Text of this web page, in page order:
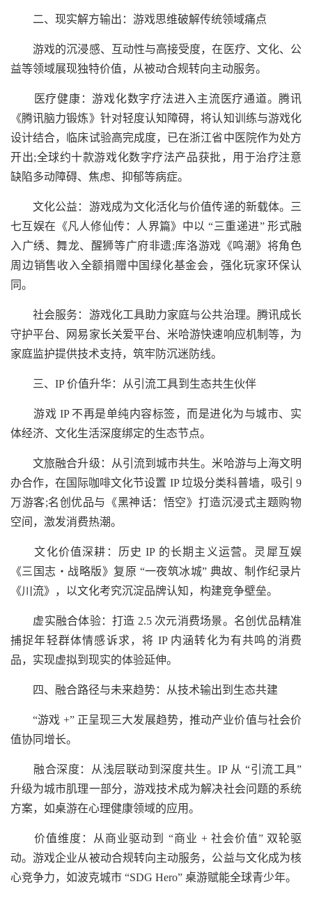
二、现实解方输出：游戏思维破解传统领域痛点
游戏的沉浸感、互动性与高接受度，在医疗、文化、公
益等领域展现独特价值，从被动合规转向主动服务。
医疗健康：游戏化数字疗法进入主流医疗通道。腾讯
《腾讯脑力锻炼》针对轻度认知障碍，将认知训练与游戏化
设计结合，临床试验高完成度，已在浙江省中医院作为处方
开出;全球约十款游戏化数字疗法产品获批，用于治疗注意
缺陷多动障碍、焦虑、抑郁等病症。
文化公益：游戏成为文化活化与价值传递的新载体。三
七互娱在《凡人修仙传：人界篇》中以 “三重递进” 形式融
入广绣、舞龙、醒狮等广府非遗;库洛游戏《鸣潮》将角色
周边销售收入全额捐赠中国绿化基金会，强化玩家环保认
同。
社会服务：游戏化工具助力家庭与公共治理。腾讯成长
守护平台、网易家长关爱平台、米哈游快速响应机制等，为
家庭监护提供技术支持，筑牢防沉迷防线。
三、IP 价值升华：从引流工具到生态共生伙伴
游戏 IP 不再是单纯内容标签，而是进化为与城市、实
体经济、文化生活深度绑定的生态节点。
文旅融合升级：从引流到城市共生。米哈游与上海文明
办合作，在国际咖啡文化节设置 IP 垃圾分类科普墙，吸引 9
万游客;名创优品与《黑神话：悟空》打造沉浸式主题购物
空间，激发消费热潮。
文化价值深耕：历史 IP 的长期主义运营。灵犀互娱
《三国志・战略版》复原 “一夜筑冰城” 典故、制作纪录片
《川流》，以文化考究沉淀品牌认知，构建竞争壁垒。
虚实融合体验：打造 2.5 次元消费场景。名创优品精准
捕捉年轻群体情感诉求，将 IP 内涵转化为有共鸣的消费
品，实现虚拟到现实的体验延伸。
四、融合路径与未来趋势：从技术输出到生态共建
“游戏 +” 正呈现三大发展趋势，推动产业价值与社会价
值协同增长。
融合深度：从浅层联动到深度共生。IP 从 “引流工具”
升级为城市肌理一部分，游戏技术成为解决社会问题的系统
方案，如桌游在心理健康领域的应用。
价值维度：从商业驱动到 “商业 + 社会价值” 双轮驱
动。游戏企业从被动合规转向主动服务，公益与文化成为核
心竞争力，如波克城市 “SDG Hero” 桌游赋能全球青少年。